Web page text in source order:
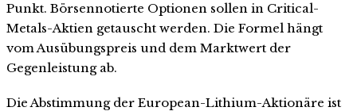
Punkt. Börsennotierte Optionen sollen in Critical-
Metals-Aktien getauscht werden. Die Formel hängt
vom Ausübungspreis und dem Marktwert der
Gegenleistung ab.
Die Abstimmung der European-Lithium-Aktionäre ist